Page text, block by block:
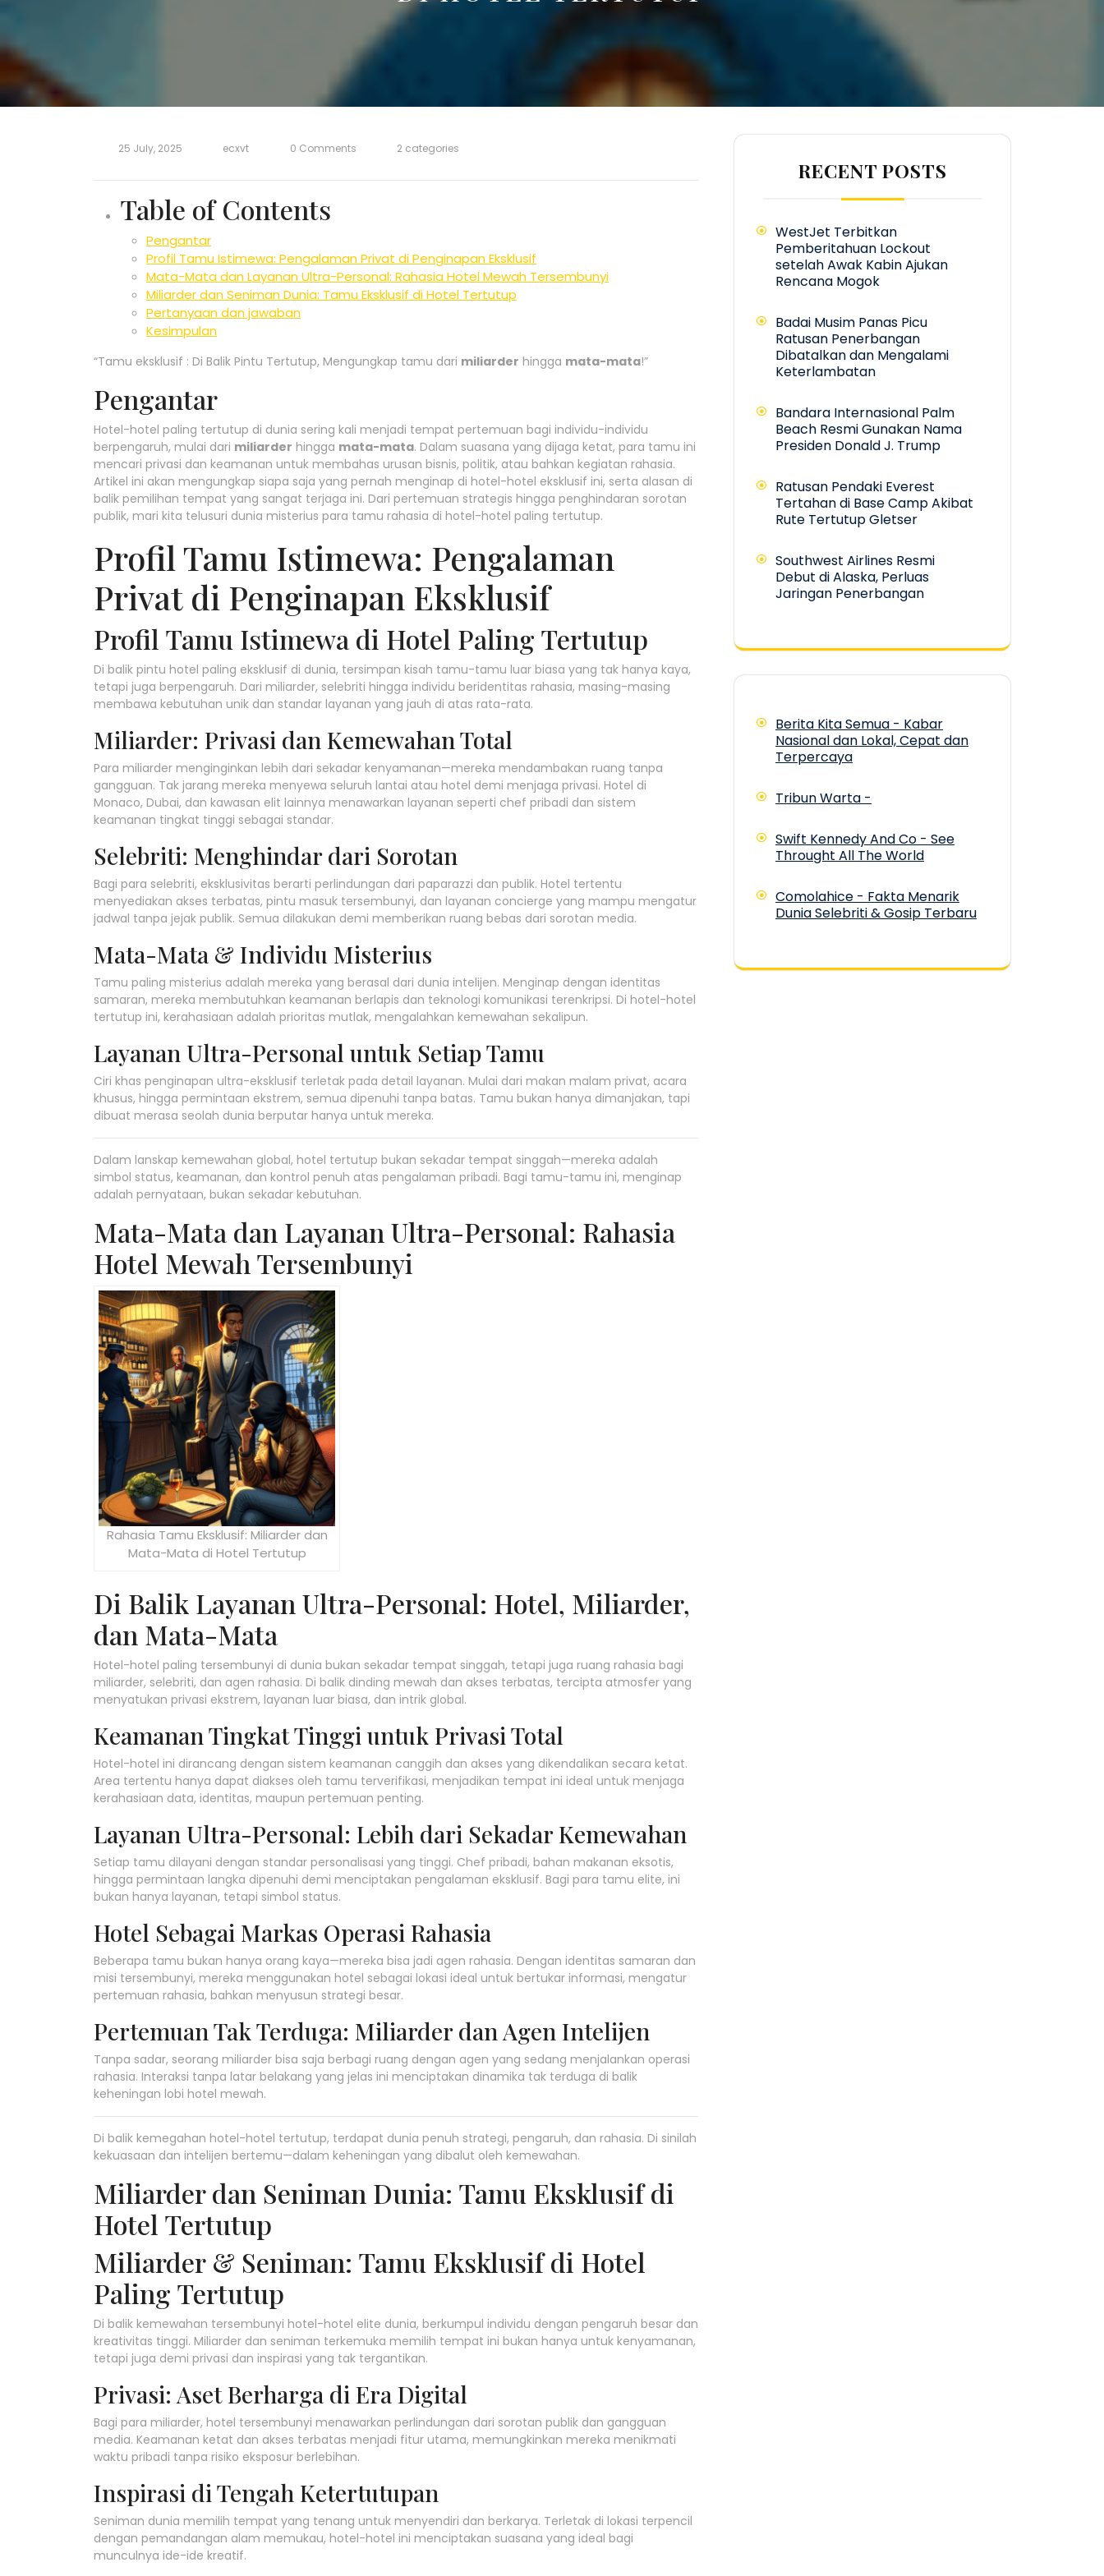
25 July, 2025 ecxvt 0 Comments 2 categories
Table of Contents
Pengantar
Profil Tamu Istimewa: Pengalaman Privat di Penginapan Eksklusif
Mata-Mata dan Layanan Ultra-Personal: Rahasia Hotel Mewah Tersembunyi
Miliarder dan Seniman Dunia: Tamu Eksklusif di Hotel Tertutup
Pertanyaan dan jawaban
Kesimpulan
“Tamu eksklusif : Di Balik Pintu Tertutup, Mengungkap tamu dari miliarder hingga mata-mata!”
Pengantar
Hotel-hotel paling tertutup di dunia sering kali menjadi tempat pertemuan bagi individu-individu
berpengaruh, mulai dari miliarder hingga mata-mata. Dalam suasana yang dijaga ketat, para tamu ini
mencari privasi dan keamanan untuk membahas urusan bisnis, politik, atau bahkan kegiatan rahasia.
Artikel ini akan mengungkap siapa saja yang pernah menginap di hotel-hotel eksklusif ini, serta alasan di
balik pemilihan tempat yang sangat terjaga ini. Dari pertemuan strategis hingga penghindaran sorotan
publik, mari kita telusuri dunia misterius para tamu rahasia di hotel-hotel paling tertutup.
Profil Tamu Istimewa: Pengalaman
Privat di Penginapan Eksklusif
Profil Tamu Istimewa di Hotel Paling Tertutup
Di balik pintu hotel paling eksklusif di dunia, tersimpan kisah tamu-tamu luar biasa yang tak hanya kaya,
tetapi juga berpengaruh. Dari miliarder, selebriti hingga individu beridentitas rahasia, masing-masing
membawa kebutuhan unik dan standar layanan yang jauh di atas rata-rata.
Miliarder: Privasi dan Kemewahan Total
Para miliarder menginginkan lebih dari sekadar kenyamanan—mereka mendambakan ruang tanpa
gangguan. Tak jarang mereka menyewa seluruh lantai atau hotel demi menjaga privasi. Hotel di
Monaco, Dubai, dan kawasan elit lainnya menawarkan layanan seperti chef pribadi dan sistem
keamanan tingkat tinggi sebagai standar.
Selebriti: Menghindar dari Sorotan
Bagi para selebriti, eksklusivitas berarti perlindungan dari paparazzi dan publik. Hotel tertentu
menyediakan akses terbatas, pintu masuk tersembunyi, dan layanan concierge yang mampu mengatur
jadwal tanpa jejak publik. Semua dilakukan demi memberikan ruang bebas dari sorotan media.
Mata-Mata & Individu Misterius
Tamu paling misterius adalah mereka yang berasal dari dunia intelijen. Menginap dengan identitas
samaran, mereka membutuhkan keamanan berlapis dan teknologi komunikasi terenkripsi. Di hotel-hotel
tertutup ini, kerahasiaan adalah prioritas mutlak, mengalahkan kemewahan sekalipun.
Layanan Ultra-Personal untuk Setiap Tamu
Ciri khas penginapan ultra-eksklusif terletak pada detail layanan. Mulai dari makan malam privat, acara
khusus, hingga permintaan ekstrem, semua dipenuhi tanpa batas. Tamu bukan hanya dimanjakan, tapi
dibuat merasa seolah dunia berputar hanya untuk mereka.
Dalam lanskap kemewahan global, hotel tertutup bukan sekadar tempat singgah—mereka adalah
simbol status, keamanan, dan kontrol penuh atas pengalaman pribadi. Bagi tamu-tamu ini, menginap
adalah pernyataan, bukan sekadar kebutuhan.
Mata-Mata dan Layanan Ultra-Personal: Rahasia
Hotel Mewah Tersembunyi
Rahasia Tamu Eksklusif: Miliarder dan
Mata-Mata di Hotel Tertutup
Di Balik Layanan Ultra-Personal: Hotel, Miliarder,
dan Mata-Mata
Hotel-hotel paling tersembunyi di dunia bukan sekadar tempat singgah, tetapi juga ruang rahasia bagi
miliarder, selebriti, dan agen rahasia. Di balik dinding mewah dan akses terbatas, tercipta atmosfer yang
menyatukan privasi ekstrem, layanan luar biasa, dan intrik global.
Keamanan Tingkat Tinggi untuk Privasi Total
Hotel-hotel ini dirancang dengan sistem keamanan canggih dan akses yang dikendalikan secara ketat.
Area tertentu hanya dapat diakses oleh tamu terverifikasi, menjadikan tempat ini ideal untuk menjaga
kerahasiaan data, identitas, maupun pertemuan penting.
Layanan Ultra-Personal: Lebih dari Sekadar Kemewahan
Setiap tamu dilayani dengan standar personalisasi yang tinggi. Chef pribadi, bahan makanan eksotis,
hingga permintaan langka dipenuhi demi menciptakan pengalaman eksklusif. Bagi para tamu elite, ini
bukan hanya layanan, tetapi simbol status.
Hotel Sebagai Markas Operasi Rahasia
Beberapa tamu bukan hanya orang kaya—mereka bisa jadi agen rahasia. Dengan identitas samaran dan
misi tersembunyi, mereka menggunakan hotel sebagai lokasi ideal untuk bertukar informasi, mengatur
pertemuan rahasia, bahkan menyusun strategi besar.
Pertemuan Tak Terduga: Miliarder dan Agen Intelijen
Tanpa sadar, seorang miliarder bisa saja berbagi ruang dengan agen yang sedang menjalankan operasi
rahasia. Interaksi tanpa latar belakang yang jelas ini menciptakan dinamika tak terduga di balik
keheningan lobi hotel mewah.
Di balik kemegahan hotel-hotel tertutup, terdapat dunia penuh strategi, pengaruh, dan rahasia. Di sinilah
kekuasaan dan intelijen bertemu—dalam keheningan yang dibalut oleh kemewahan.
Miliarder dan Seniman Dunia: Tamu Eksklusif di
Hotel Tertutup
Miliarder & Seniman: Tamu Eksklusif di Hotel
Paling Tertutup
Di balik kemewahan tersembunyi hotel-hotel elite dunia, berkumpul individu dengan pengaruh besar dan
kreativitas tinggi. Miliarder dan seniman terkemuka memilih tempat ini bukan hanya untuk kenyamanan,
tetapi juga demi privasi dan inspirasi yang tak tergantikan.
Privasi: Aset Berharga di Era Digital
Bagi para miliarder, hotel tersembunyi menawarkan perlindungan dari sorotan publik dan gangguan
media. Keamanan ketat dan akses terbatas menjadi fitur utama, memungkinkan mereka menikmati
waktu pribadi tanpa risiko eksposur berlebihan.
Inspirasi di Tengah Ketertutupan
Seniman dunia memilih tempat yang tenang untuk menyendiri dan berkarya. Terletak di lokasi terpencil
dengan pemandangan alam memukau, hotel-hotel ini menciptakan suasana yang ideal bagi
munculnya ide-ide kreatif.
RECENT POSTS
WestJet Terbitkan
Pemberitahuan Lockout
setelah Awak Kabin Ajukan
Rencana Mogok
Badai Musim Panas Picu
Ratusan Penerbangan
Dibatalkan dan Mengalami
Keterlambatan
Bandara Internasional Palm
Beach Resmi Gunakan Nama
Presiden Donald J. Trump
Ratusan Pendaki Everest
Tertahan di Base Camp Akibat
Rute Tertutup Gletser
Southwest Airlines Resmi
Debut di Alaska, Perluas
Jaringan Penerbangan
Berita Kita Semua - Kabar
Nasional dan Lokal, Cepat dan
Terpercaya
Tribun Warta -
Swift Kennedy And Co - See
Throught All The World
Comolahice - Fakta Menarik
Dunia Selebriti & Gosip Terbaru